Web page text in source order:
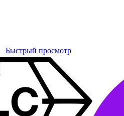
Быстрый просмотр